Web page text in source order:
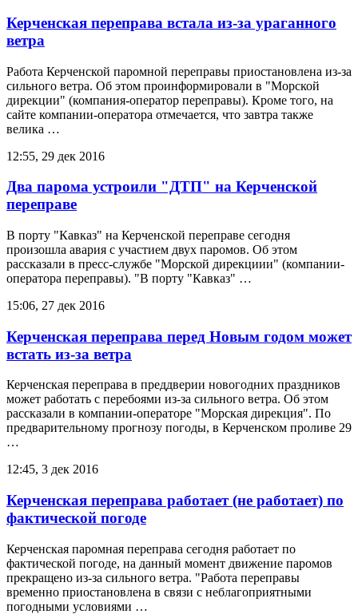
Керченская переправа встала из-за ураганного
ветра
Работа Керченской паромной переправы приостановлена из-за
сильного ветра. Об этом проинформировали в "Морской
дирекции" (компания-оператор переправы). Кроме того, на
сайте компании-оператора отмечается, что завтра также
велика …
12:55, 29 дек 2016
Два парома устроили "ДТП" на Керченской
переправе
В порту "Кавказ" на Керченской переправе сегодня
произошла авария с участием двух паромов. Об этом
рассказали в пресс-службе "Морской дирекциии" (компании-
оператора переправы). "В порту "Кавказ" …
15:06, 27 дек 2016
Керченская переправа перед Новым годом может
встать из-за ветра
Керченская переправа в преддверии новогодних праздников
может работать с перебоями из-за сильного ветра. Об этом
рассказали в компании-операторе "Морская дирекция". По
предварительному прогнозу погоды, в Керченском проливе 29
…
12:45, 3 дек 2016
Керченская переправа работает (не работает) по
фактической погоде
Керченская паромная переправа сегодня работает по
фактической погоде, на данный момент движение паромов
прекращено из-за сильного ветра. "Работа переправы
временно приостановлена в связи с неблагоприятными
погодными условиями …